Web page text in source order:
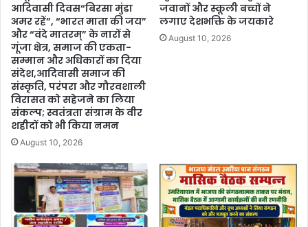
आदिवासी दिवस“बिरसा मुंडा
अमर रहें”, “भारत माता की जय”
और “वंदे मातरम्” के नारों से
गूंजा क्षेत्र, समाज की एकता-
सम्मान और अधिकारों का दिया
संदेश,आदिवासी समाज की
संस्कृति, परंपरा और गौरवशाली
विरासत को सहेजने का लिया
संकल्प; स्वतंत्रता संग्राम के वीर
शहीदों को भी किया नमन
August 10, 2026
जवानों और स्कूली बच्चों ने
लगाए देशभक्ति के जयकारे
August 10, 2026